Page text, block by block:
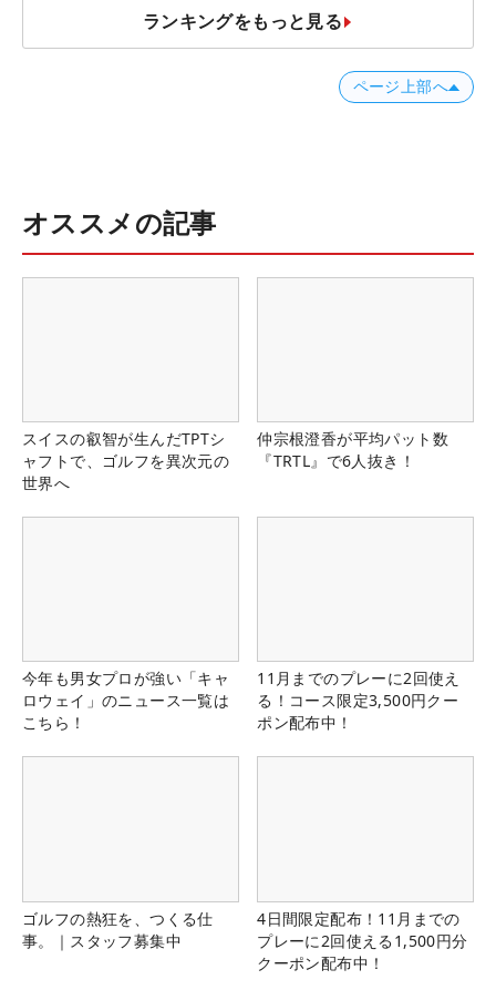
ランキングをもっと見る
ページ上部へ
オススメの記事
スイスの叡智が生んだTPTシ
ャフトで、ゴルフを異次元の
世界へ
仲宗根澄香が平均パット数
『TRTL』で6人抜き！
今年も男女プロが強い「キャ
ロウェイ」のニュース一覧は
こちら！
11月までのプレーに2回使え
る！コース限定3,500円クー
ポン配布中！
ゴルフの熱狂を、つくる仕
事。｜スタッフ募集中
4日間限定配布！11月までの
プレーに2回使える1,500円分
クーポン配布中！